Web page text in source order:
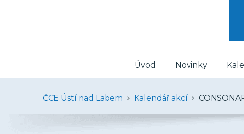
Úvod Novinky
ČCE Ústí nad Labem Kalendář akcí